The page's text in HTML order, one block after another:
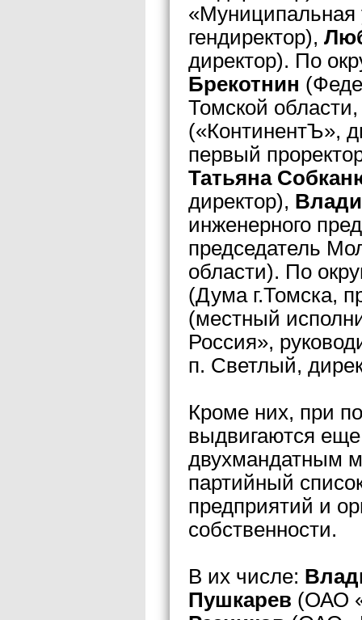
гендиректор),
директор). По
Брекотнин
Томской
(«КонтинентЪ»,
первый
Татьяна
директор),
инженерного
председатель
области). По
(Дума г.Томска,
(местный
Россия»,
п. Светлый,
Кроме них, при
выдвигаются
двухмандатным
партийный
предприятий и
собственности.
В их числе:
Пушкарев (ОАО